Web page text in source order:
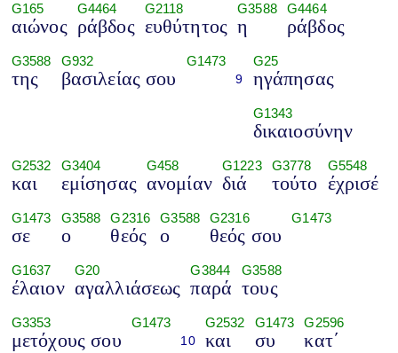
G165
αιώνος
G4464
ράβδος
G2118
ευθύτητος
G3588
η
G4464
ράβδος
G3588
της
G932
βασιλείας σου
G1473
9
G25
ηγάπησας
G1343
δικαιοσύνην
G2532
και
G3404
εμίσησας
G458
ανομίαν
G1223
διά
G3778
τούτο
G5548
έχρισέ
G1473
σε
G3588
ο
G2316
θεός
G3588
ο
G2316
θεός σου
G1473
G1637
έλαιον
G20
αγαλλιάσεως
G3844
παρά
G3588
τους
G3353
μετόχους σου
G1473
10
G2532
και
G1473
συ
G2596
κατ΄